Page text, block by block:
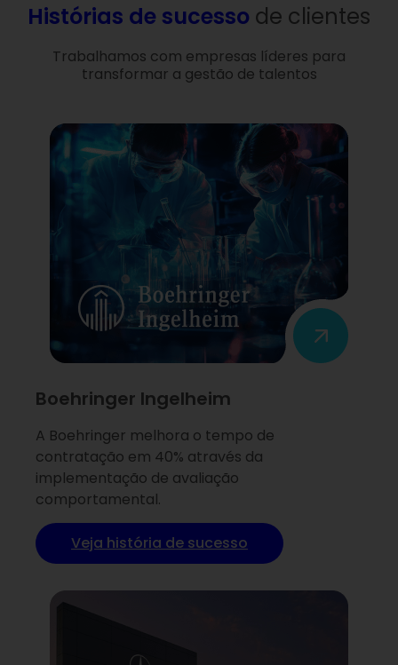
Histórias de sucesso de clientes
Trabalhamos com empresas líderes para
transformar a gestão de talentos
Boehringer Ingelheim
A Boehringer melhora o tempo de
contratação em 40% através da
implementação de avaliação
comportamental.
Veja história de sucesso